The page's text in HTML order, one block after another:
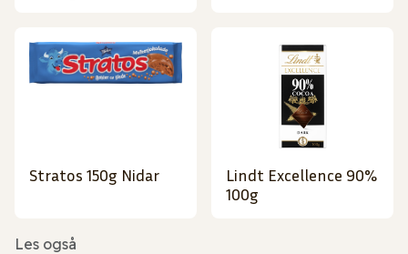
Stratos 150g Nidar
Lindt Excellence 90%
100g
Les også